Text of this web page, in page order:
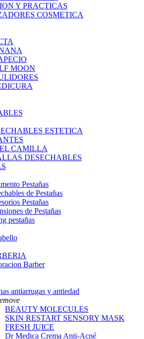
Y PRACTICAS
COSMETICA
MOON
ESTETICA
CAMILLA
DESECHABLES
Pestañas
de Pestañas
Pestañas
de Pestañas
pestañas
Barber
antiarrugas y antiedad
BEAUTY MOLECULES
SKIN RESTART SENSORY MASK
FRESH JUICE
Dr Medica Crema Anti-Acné